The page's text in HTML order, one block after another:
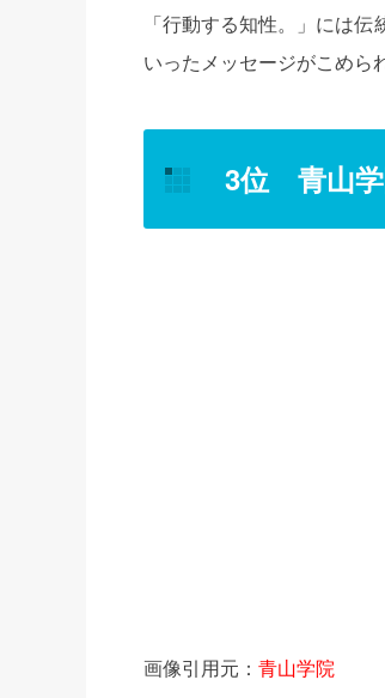
「行動する知性。」には
いったメッセージがこめら
3位 青山
画像引用元： 青山学院